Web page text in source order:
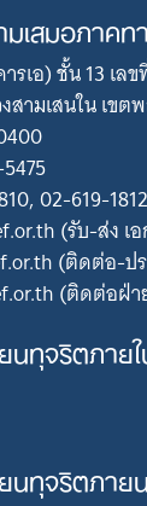
เสมอภาค
รเอ) ชั้น 13 เล
ามเสนใน เขต
02-619-1812
(รับ-ส่ง เ
(ติดต่อ-ป
(ติดต่อฝ่
นทุจริตภาย
นทุจริตภาย